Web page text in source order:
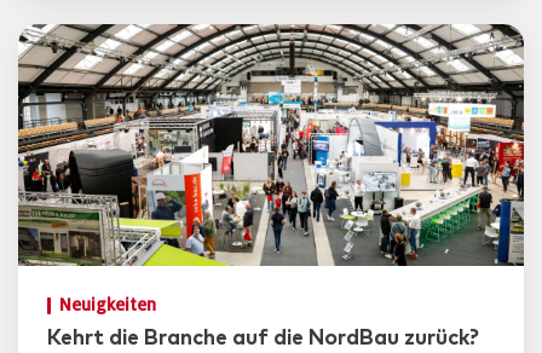
Neuigkeiten
Kehrt die Branche auf die NordBau zurück?